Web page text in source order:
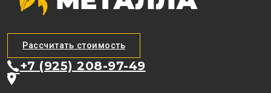
Рассчитать стоимость
+7 (925) 208-97-49